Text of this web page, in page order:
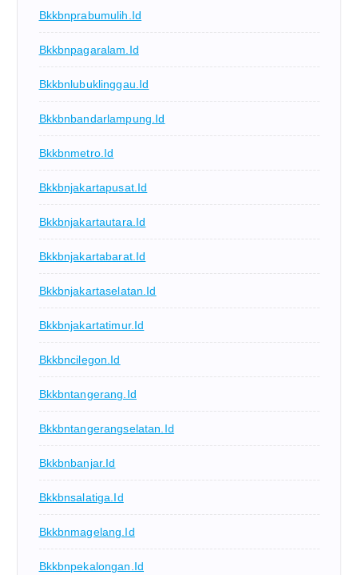
Bkkbnprabumulih.id
Bkkbnpagaralam.id
Bkkbnlubuklinggau.id
Bkkbnbandarlampung.id
Bkkbnmetro.id
Bkkbnjakartapusat.id
Bkkbnjakartautara.id
Bkkbnjakartabarat.id
Bkkbnjakartaselatan.id
Bkkbnjakartatimur.id
Bkkbncilegon.id
Bkkbntangerang.id
Bkkbntangerangselatan.id
Bkkbnbanjar.id
Bkkbnsalatiga.id
Bkkbnmagelang.id
Bkkbnpekalongan.id